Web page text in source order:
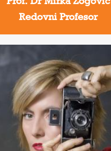
Prof. Dr Mirka Zogović
Redovni Profesor